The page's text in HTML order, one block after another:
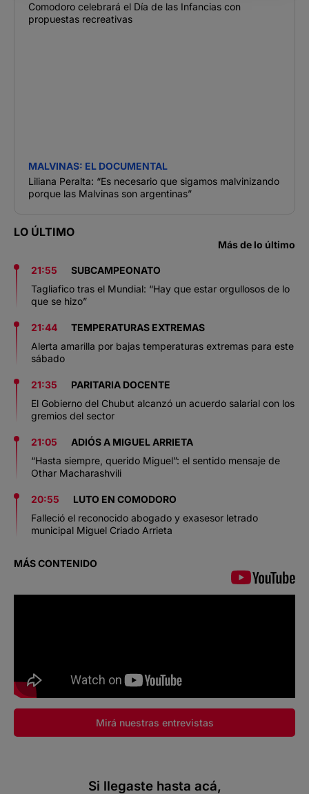
Comodoro celebrará el Día de las Infancias con
propuestas recreativas
MALVINAS: EL DOCUMENTAL
Liliana Peralta: “Es necesario que sigamos malvinizando
porque las Malvinas son argentinas”
LO ÚLTIMO
Más de lo último
21:55
SUBCAMPEONATO
Tagliafico tras el Mundial: “Hay que estar orgullosos de lo
que se hizo”
21:44
TEMPERATURAS EXTREMAS
Alerta amarilla por bajas temperaturas extremas para este
sábado
21:35
PARITARIA DOCENTE
El Gobierno del Chubut alcanzó un acuerdo salarial con los
gremios del sector
21:05
ADIÓS A MIGUEL ARRIETA
“Hasta siempre, querido Miguel”: el sentido mensaje de
Othar Macharashvili
20:55
LUTO EN COMODORO
Falleció el reconocido abogado y exasesor letrado
municipal Miguel Criado Arrieta
MÁS CONTENIDO
Mirá nuestras entrevistas
Si llegaste hasta acá,